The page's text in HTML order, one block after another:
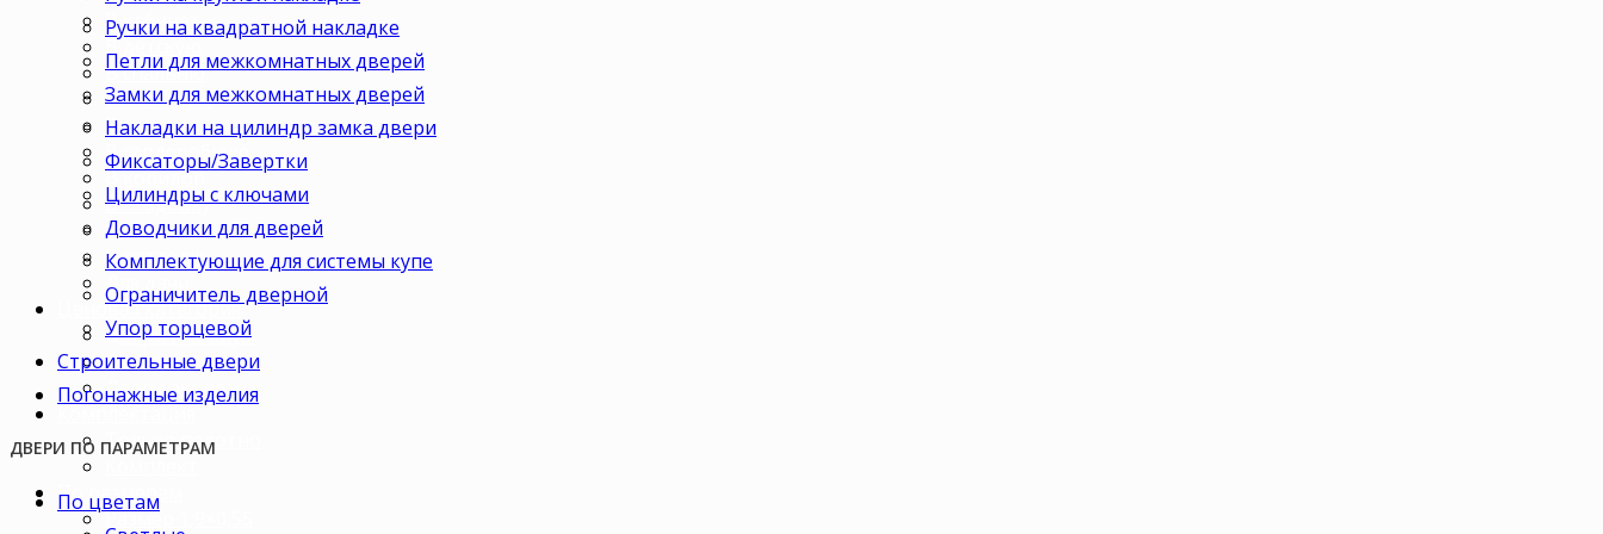
В кабинет
В детскую
В спальню
В гостиную
В зал
В гардеробную
В коридор
В кладовку
В офис
В коттедж
Для дачи
Ценовая категория
Двери премиум
Двери стандарт
Двери эконом
Только полотно
По размерам
Размер 1,9×0,55
Ручки на квадратной накладке
Петли для межкомнатных дверей
Замки для межкомнатных дверей
Накладки на цилиндр замка двери
Фиксаторы/Завертки
Цилиндры с ключами
Доводчики для дверей
Комплектующие для системы купе
Ограничитель дверной
Упор торцевой
Строительные двери
Погонажные изделия
ДВЕРИ ПО ПАРАМЕТРАМ
По цветам